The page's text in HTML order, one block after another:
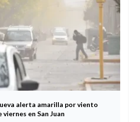
alerta amarilla por viento
en San Juan